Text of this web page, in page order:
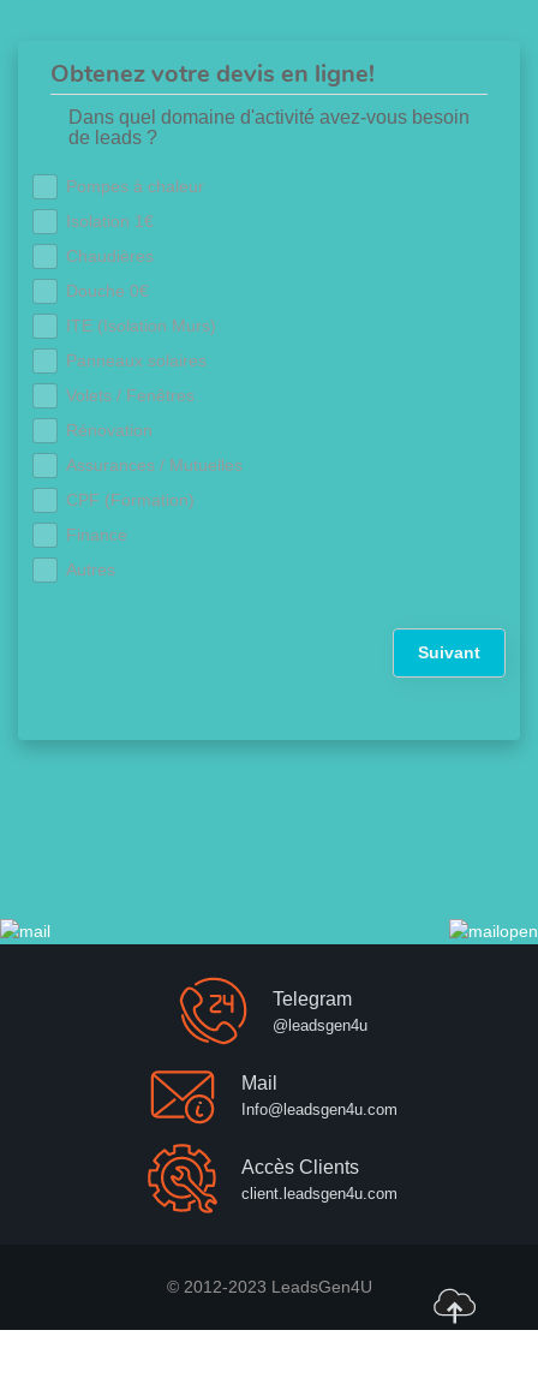
Obtenez votre devis en ligne!
Dans quel domaine d'activité avez-vous besoin
de leads ?
Pompes à chaleur
Isolation 1€
Chaudières
Douche 0€
ITE (Isolation Murs)
Panneaux solaires
Volets / Fenêtres
Rénovation
Assurances / Mutuelles
CPF (Formation)
Finance
Autres
Suivant
Telegram
@leadsgen4u
Mail
Info@leadsgen4u.com
Accès Clients
client.leadsgen4u.com
© 2012-2023 LeadsGen4U